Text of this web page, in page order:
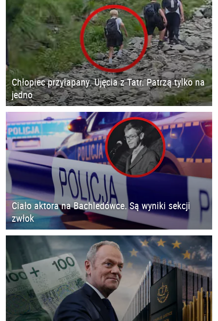
Chłopiec przyłapany. Ujęcia z Tatr. Patrzą tylko na
jedno
Ciało aktora na Bachledówce. Są wyniki sekcji
zwłok